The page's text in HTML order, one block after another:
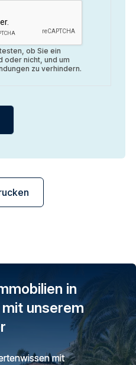
ob Sie ein
oder nicht, und um
zu verhindern.
in
unserem
mit